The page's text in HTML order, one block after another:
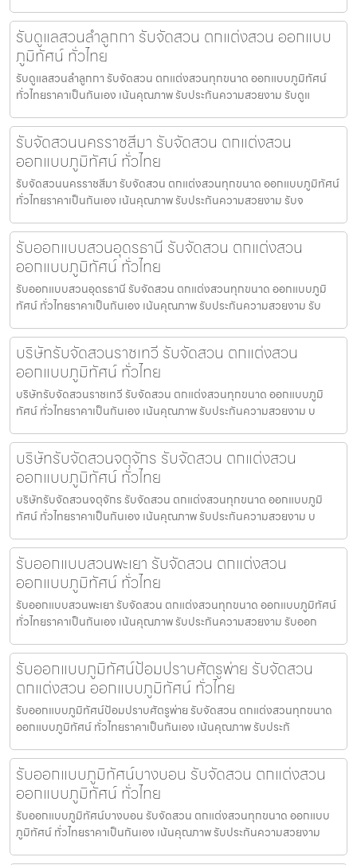
รับดูแลสวนลำลูกกา รับจัดสวน ตกแต่งสวน ออกแบบ
ภูมิทัศน์ ทั่วไทย
รับดูแลสวนลำลูกกา รับจัดสวน ตกแต่งสวนทุกขนาด ออกแบบภูมิทัศน์
ทั่วไทยราคาเป็นกันเอง เน้นคุณภาพ รับประกันความสวยงาม รับดูแ
รับจัดสวนนครราชสีมา รับจัดสวน ตกแต่งสวน
ออกแบบภูมิทัศน์ ทั่วไทย
รับจัดสวนนครราชสีมา รับจัดสวน ตกแต่งสวนทุกขนาด ออกแบบภูมิทัศน์
ทั่วไทยราคาเป็นกันเอง เน้นคุณภาพ รับประกันความสวยงาม รับจ
รับออกแบบสวนอุดรธานี รับจัดสวน ตกแต่งสวน
ออกแบบภูมิทัศน์ ทั่วไทย
รับออกแบบสวนอุดรธานี รับจัดสวน ตกแต่งสวนทุกขนาด ออกแบบภูมิ
ทัศน์ ทั่วไทยราคาเป็นกันเอง เน้นคุณภาพ รับประกันความสวยงาม รับ
บริษัทรับจัดสวนราชเทวี รับจัดสวน ตกแต่งสวน
ออกแบบภูมิทัศน์ ทั่วไทย
บริษัทรับจัดสวนราชเทวี รับจัดสวน ตกแต่งสวนทุกขนาด ออกแบบภูมิ
ทัศน์ ทั่วไทยราคาเป็นกันเอง เน้นคุณภาพ รับประกันความสวยงาม บ
บริษัทรับจัดสวนจตุจักร รับจัดสวน ตกแต่งสวน
ออกแบบภูมิทัศน์ ทั่วไทย
บริษัทรับจัดสวนจตุจักร รับจัดสวน ตกแต่งสวนทุกขนาด ออกแบบภูมิ
ทัศน์ ทั่วไทยราคาเป็นกันเอง เน้นคุณภาพ รับประกันความสวยงาม บ
รับออกแบบสวนพะเยา รับจัดสวน ตกแต่งสวน
ออกแบบภูมิทัศน์ ทั่วไทย
รับออกแบบสวนพะเยา รับจัดสวน ตกแต่งสวนทุกขนาด ออกแบบภูมิทัศน์
ทั่วไทยราคาเป็นกันเอง เน้นคุณภาพ รับประกันความสวยงาม รับออก
รับออกแบบภูมิทัศน์ป้อมปราบศัตรูพ่าย รับจัดสวน
ตกแต่งสวน ออกแบบภูมิทัศน์ ทั่วไทย
รับออกแบบภูมิทัศน์ป้อมปราบศัตรูพ่าย รับจัดสวน ตกแต่งสวนทุกขนาด
ออกแบบภูมิทัศน์ ทั่วไทยราคาเป็นกันเอง เน้นคุณภาพ รับประกั
รับออกแบบภูมิทัศน์บางบอน รับจัดสวน ตกแต่งสวน
ออกแบบภูมิทัศน์ ทั่วไทย
รับออกแบบภูมิทัศน์บางบอน รับจัดสวน ตกแต่งสวนทุกขนาด ออกแบบ
ภูมิทัศน์ ทั่วไทยราคาเป็นกันเอง เน้นคุณภาพ รับประกันความสวยงาม